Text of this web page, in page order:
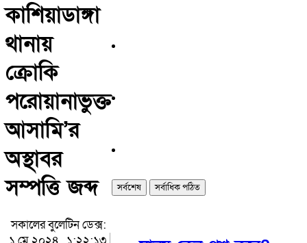
কাশিয়াডাঙ্গা
থানায়
ক্রোকি
পরোয়ানাভুক্ত
আসামি’র
অস্থাবর
সম্পত্তি জব্দ
সকালের বুলেটিন ডেক্স:
সর্বশেষ সর্বাধিক পঠিত